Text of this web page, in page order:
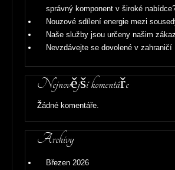
správný komponent v široké
Nouzové sdílení energie mezi
Naše služby jsou určeny našim
Nevzdávejte se dovolené v zahraničí
Nejnovější komentáře
Žádné komentáře.
Archivy
Březen 2026